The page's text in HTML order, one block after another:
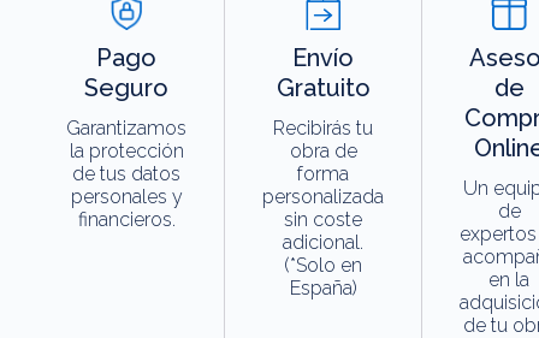
Pago
Seguro
Garantizamos
la protección
de tus datos
personales y
financieros.
Envío
Gratuito
Recibirás tu
obra de
forma
personalizada
sin coste
adicional.
(*Solo en
España)
de
Un
de
en la
de tu